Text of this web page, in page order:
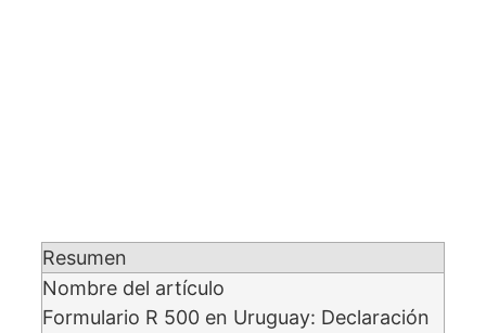
Resumen
Nombre del artículo
Formulario R 500 en Uruguay: Declaración